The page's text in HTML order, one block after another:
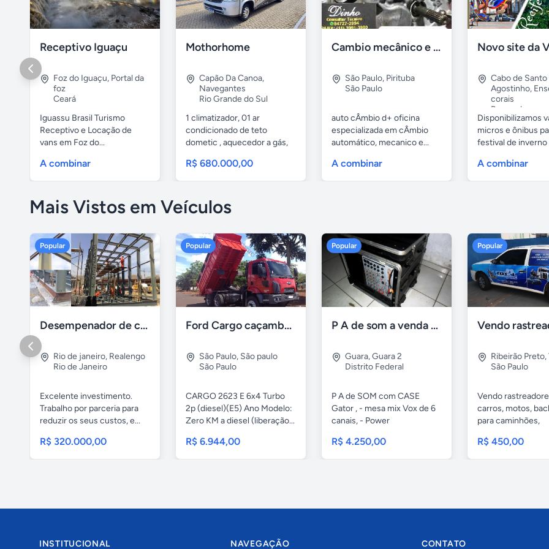
Receptivo Iguaçu
Foz do Iguaçu, Portal da
foz
Ceará
Iguassu Brasil Turismo
Receptivo e Locação de
vans em Foz do...
A combinar
Mothorhome
Capão Da Canoa,
Navegantes
Rio Grande do Sul
1 climatizador, 01 ar
condicionado de teto
dometic , aquecedor a gás,
R$ 680.000,00
Cambio mecânico e automático
São Paulo, Pirituba
São Paulo
auto cÂmbio d+ oficina
especializada em cÂmbio
automático, mecanico e...
A combinar
Cabo de Santo
Agostinho,
corais
Pernambuco
Disponibilizamos
micros e ônibus
festival de inverno
A combinar
Mais Vistos em Veículos
Popular
Desempenador de chassi e caçambas basculantes
Rio de janeiro, Realengo
Rio de Janeiro
Excelente investimento.
Trabalho por parceria para
reduzir os seus custos, e...
R$ 320.000,00
Popular
Ford Cargo caçamba 2623 e 6x4 turbo 2p diesel 2015
São Paulo, São paulo
São Paulo
CARGO 2623 E 6x4 Turbo
2p (diesel)(E5) Ano Modelo:
Zero KM a diesel (liberação...
R$ 6.944,00
Popular
P A de som a venda - brasilia
Guara,Guara 2
Distrito Federal
P A de SOM com CASE
Gator , - mesa mix Vox de 6
canais, - Power
R$ 4.250,00
Popular
Ribeirão Preto,
São Paulo
Vendo
carros, motos,
para caminhões,
R$ 450,00
INSTITUCIONAL NAVEGAÇÃO CONTATO